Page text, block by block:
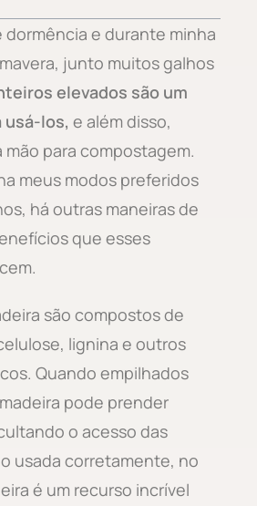
dormência e durante minha
junto muitos galhos
elevados são um
usá-los, e além disso,
para compostagem.
meus modos preferidos
há outras maneiras de
que esses
são compostos de
lignina e outros
Quando empilhados
pode prender
o acesso das
usada corretamente, no
é um recurso incrível